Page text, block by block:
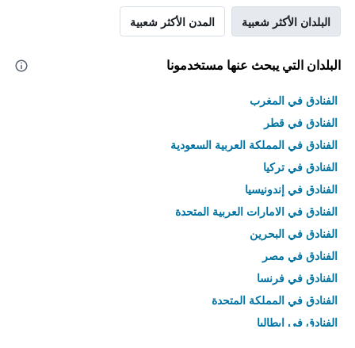
البلدان الأكثر شعبية المدن الأكثر شعبية
البلدان التي يبحث عنها مستخدمونا
الفنادق في المغرب
الفنادق في قطر
الفنادق في المملكة العربية السعودية
الفنادق في تركيا
الفنادق في إندونيسيا
الفنادق في الامارات العربية المتحدة
الفنادق في البحرين
الفنادق في مصر
الفنادق في فرنسا
الفنادق في المملكة المتحدة
الفنادق في إيطاليا